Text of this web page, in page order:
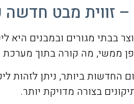
– זווית מבט
בבתי מגורים ובמבנים היא
ממשי, מה קורה בתוך מערכת
החדשות ביותר, ניתן לזהות
בצורה מדויקת יותר.